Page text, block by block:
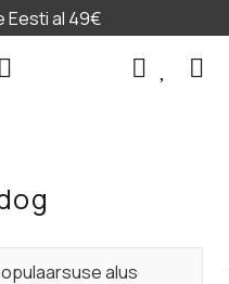
Eesti al 49€